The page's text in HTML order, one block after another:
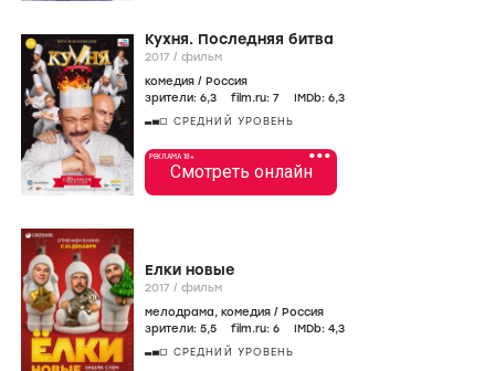
Кухня. Последняя битва
2017 / фильм
комедия / Россия
зрители: 6,3 film.ru: 7 IMDb: 6,3
СРЕДНИЙ УРОВЕНЬ
•••
РЕКЛАМА 18+
Смотреть онлайн
Елки новые
2017 / фильм
мелодрама, комедия / Россия
зрители: 5,5 film.ru: 6 IMDb: 4,3
СРЕДНИЙ УРОВЕНЬ